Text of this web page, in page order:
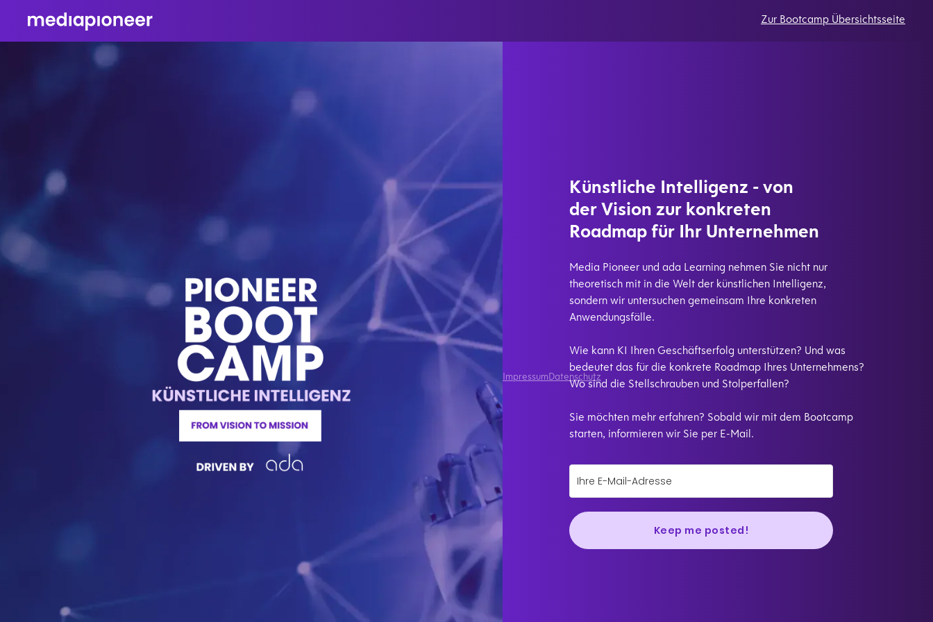
Zur Bootcamp Übersichtsseite
Künstliche Intelligenz - von
der Vision zur konkreten
Roadmap für Ihr Unternehmen
Media Pioneer und ada Learning nehmen Sie nicht nur
theoretisch mit in die Welt der künstlichen Intelligenz,
sondern wir untersuchen gemeinsam Ihre konkreten
Anwendungsfälle.
Wie kann KI Ihren Geschäftserfolg unterstützen? Und was
bedeutet das für die konkrete Roadmap Ihres Unternehmens?
Wo sind die Stellschrauben und Stolperfallen?
Sie möchten mehr erfahren? Sobald wir mit dem Bootcamp
starten, informieren wir Sie per E-Mail.
ImpressumDatenschutz